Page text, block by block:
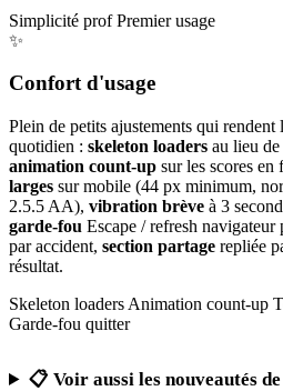
Simplicité prof Premier usage
✨
Confort d'usage
Plein de petits ajustements qui rendent
quotidien : skeleton loaders au lieu
animation count-up sur les scores en
larges sur mobile (44 px minimum,
2.5.5 AA), vibration brève à 3
garde-fou Escape / refresh
par accident, section partage repliée
résultat.
Skeleton loaders Animation count-up
Garde-fou quitter
📋 Voir aussi les nouveautés